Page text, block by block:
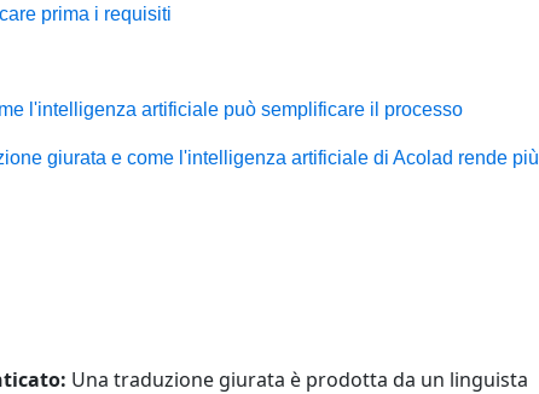
prima i requisiti
l'intelligenza artificiale può semplificare il processo
giurata e come l'intelligenza artificiale di Acolad rende più
Una traduzione giurata è prodotta da un linguista